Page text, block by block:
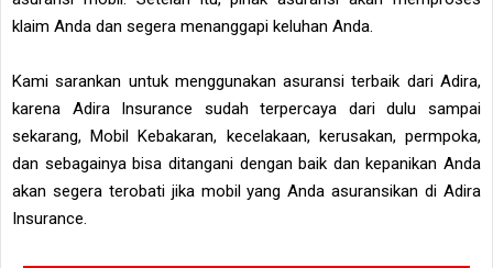
klaim Anda dan segera menanggapi keluhan Anda.
Kami sarankan untuk menggunakan asuransi terbaik dari Adira,
karena Adira Insurance sudah terpercaya dari dulu sampai
sekarang, Mobil Kebakaran, kecelakaan, kerusakan, permpoka,
dan sebagainya bisa ditangani dengan baik dan kepanikan Anda
akan segera terobati jika mobil yang Anda asuransikan di Adira
Insurance.